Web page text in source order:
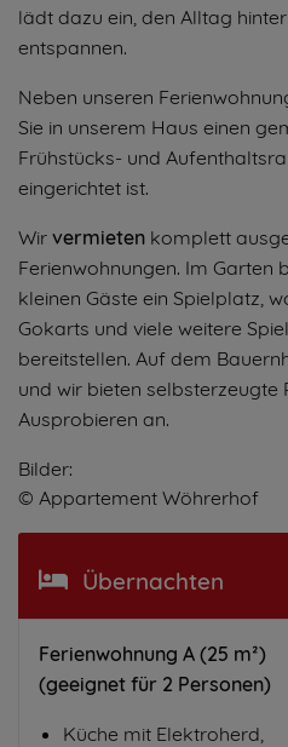
lädt dazu ein, den Alltag
entspannen.
Neben unseren
Sie in unserem Haus einen
Frühstücks- und
eingerichtet ist.
Wir vermieten komplett
Ferienwohnungen. Im Garten
kleinen Gäste ein Spielplatz,
Gokarts und viele weitere
bereitstellen. Auf dem
und wir bieten selbsterzeugte
Ausprobieren an.
Bilder:
© Appartement Wöhrerhof
Übernachten
Ferienwohnung A (25 m²)
(geeignet für 2 Personen)
Küche mit Elektroherd,